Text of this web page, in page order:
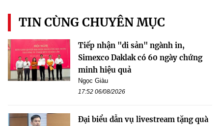
TIN CÙNG CHUYÊN MỤC
Tiếp nhận "di sản" ngành in,
Simexco Daklak có 60 ngày chứng
minh hiệu quả
Ngọc Giàu
17:52 06/08/2026
Đại biểu dẫn vụ livestream tặng quà